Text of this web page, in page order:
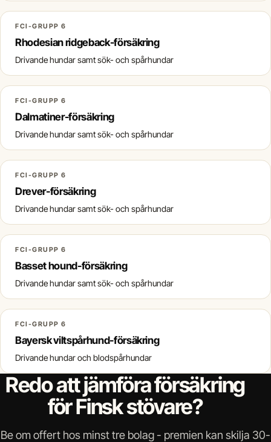
FCI-GRUPP 6
Rhodesian ridgeback-försäkring
Drivande hundar samt sök- och spårhundar
FCI-GRUPP 6
Dalmatiner-försäkring
Drivande hundar samt sök- och spårhundar
FCI-GRUPP 6
Drever-försäkring
Drivande hundar samt sök- och spårhundar
FCI-GRUPP 6
Basset hound-försäkring
Drivande hundar samt sök- och spårhundar
FCI-GRUPP 6
Bayersk viltspårhund-försäkring
Drivande hundar och blodspårhundar
Redo att jämföra försäkring
för Finsk stövare?
Be om offert hos minst tre bolag - premien kan skilja 30-